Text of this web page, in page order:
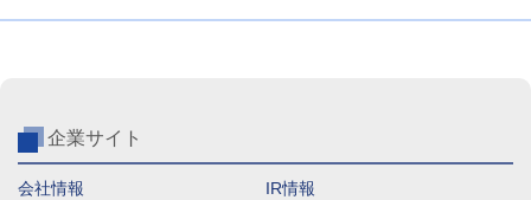
企業サイト
会社情報 IR情報